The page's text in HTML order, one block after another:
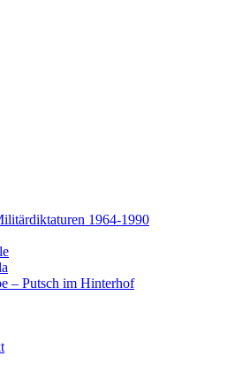
1964-1990
– Putsch im Hinterhof